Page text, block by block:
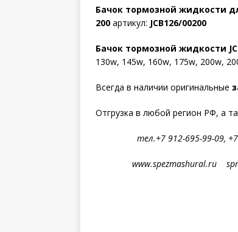
Бачок тормозной жидкости
200 артикул: JCB126/00200
Бачок тормозной жидкости
130w, 145w, 160w, 175w, 200w,
Всегда в наличии оригинальные
Отгрузка в любой регион РФ, а
тел.+7 912-695-99-09, +7
www.spezmashural.ru